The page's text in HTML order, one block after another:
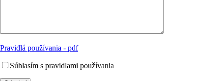
Pravidlá používania - pdf
Súhlasím s pravidlami používania